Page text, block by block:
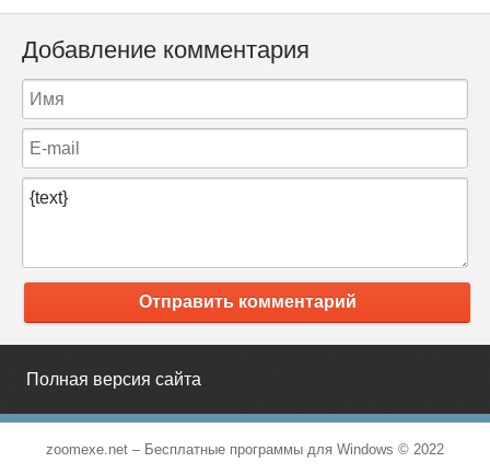
Добавление комментария
Отправить комментарий
Полная версия сайта
zoomexe.net – Бесплатные программы для Windows © 2022